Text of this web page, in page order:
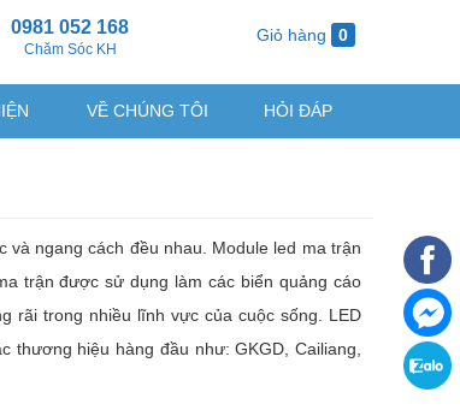
0981 052 168
Chăm Sóc KH
Giỏ hàng 0
VỀ CHÚNG TÔI HỎI ĐÁP
ngang cách đều nhau. Module led ma trận
trận được sử dụng làm các biển quảng cáo
rãi trong nhiều lĩnh vực của cuộc sống. LED
hiệu hàng đầu như: GKGD, Cailiang,